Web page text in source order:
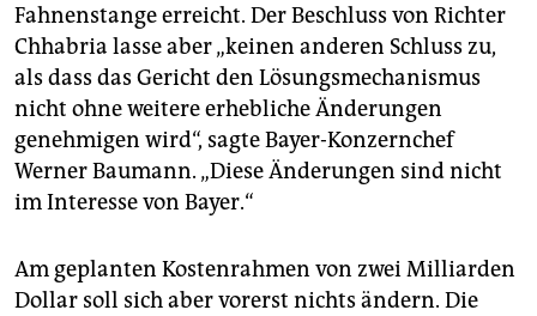
Fahnenstange erreicht. Der Beschluss von Richter
Chhabria lasse aber „keinen anderen Schluss zu,
als dass das Gericht den Lösungsmechanismus
nicht ohne weitere erhebliche Änderungen
genehmigen wird“, sagte Bayer-Konzernchef
Werner Baumann. „Diese Änderungen sind nicht
im Interesse von Bayer.“
Am geplanten Kostenrahmen von zwei Milliarden
Dollar soll sich aber vorerst nichts ändern. Die